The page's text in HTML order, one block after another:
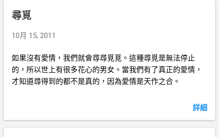
尋覓
10月 15, 2011
如果沒有愛情，我們就會尋尋覓覓。這種尋覓是無法停止
的，所以世上有很多花心的男女。當我們有了真正的愛情，
才知道尋得到的都不是真的，因為愛情是天作之合。
詳細